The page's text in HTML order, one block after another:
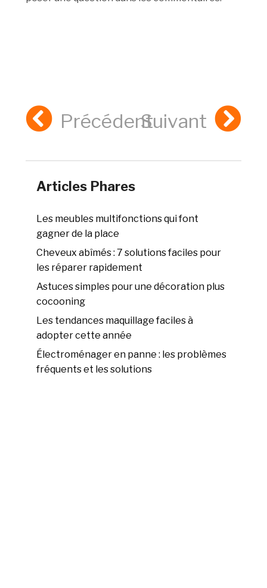
PrécédentSuivant
Articles Phares
Les meubles multifonctions qui font
gagner de la place
Cheveux abîmés : 7 solutions faciles pour
les réparer rapidement
Astuces simples pour une décoration plus
cocooning
Les tendances maquillage faciles à
adopter cette année
Électroménager en panne : les problèmes
fréquents et les solutions